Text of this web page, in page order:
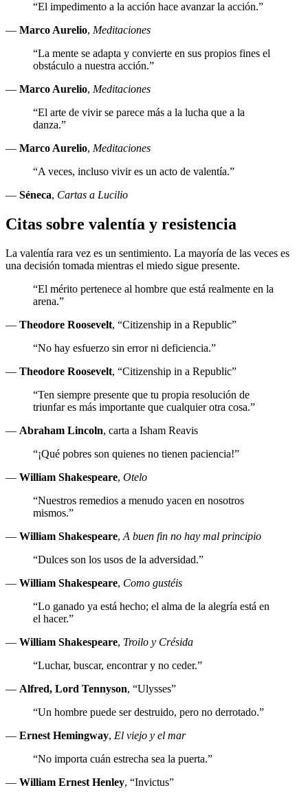
“El impedimento a la acción hace avanzar la acción.”
— Marco Aurelio, Meditaciones
“La mente se adapta y convierte en sus propios fines el
obstáculo a nuestra acción.”
— Marco Aurelio, Meditaciones
“El arte de vivir se parece más a la lucha que a la
danza.”
— Marco Aurelio, Meditaciones
“A veces, incluso vivir es un acto de valentía.”
— Séneca, Cartas a Lucilio
Citas sobre valentía y resistencia
La valentía rara vez es un sentimiento. La mayoría de las veces es
una decisión tomada mientras el miedo sigue presente.
“El mérito pertenece al hombre que está realmente en la
arena.”
— Theodore Roosevelt, “Citizenship in a Republic”
“No hay esfuerzo sin error ni deficiencia.”
— Theodore Roosevelt, “Citizenship in a Republic”
“Ten siempre presente que tu propia resolución de
triunfar es más importante que cualquier otra cosa.”
— Abraham Lincoln, carta a Isham Reavis
“¡Qué pobres son quienes no tienen paciencia!”
— William Shakespeare, Otelo
“Nuestros remedios a menudo yacen en nosotros
mismos.”
— William Shakespeare, A buen fin no hay mal principio
“Dulces son los usos de la adversidad.”
— William Shakespeare, Como gustéis
“Lo ganado ya está hecho; el alma de la alegría está en
el hacer.”
— William Shakespeare, Troilo y Crésida
“Luchar, buscar, encontrar y no ceder.”
— Alfred, Lord Tennyson, “Ulysses”
“Un hombre puede ser destruido, pero no derrotado.”
— Ernest Hemingway, El viejo y el mar
“No importa cuán estrecha sea la puerta.”
— William Ernest Henley, “Invictus”